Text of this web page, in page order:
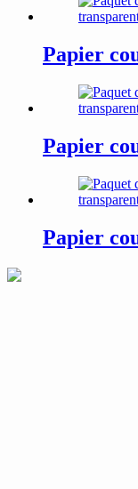
Papier
Papier
Papier